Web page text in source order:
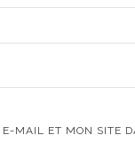
MAIL ET MON SITE